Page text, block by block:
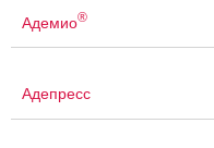
Адемио®
Адепресс